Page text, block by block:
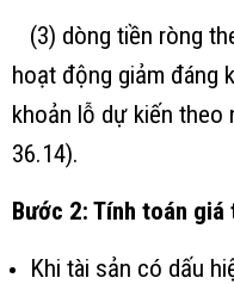
(3) dòng tiền ròng
hoạt động giảm đáng
khoản lỗ dự kiến theo
36.14).
Bước 2: Tính toán giá
Khi tài sản có dấu